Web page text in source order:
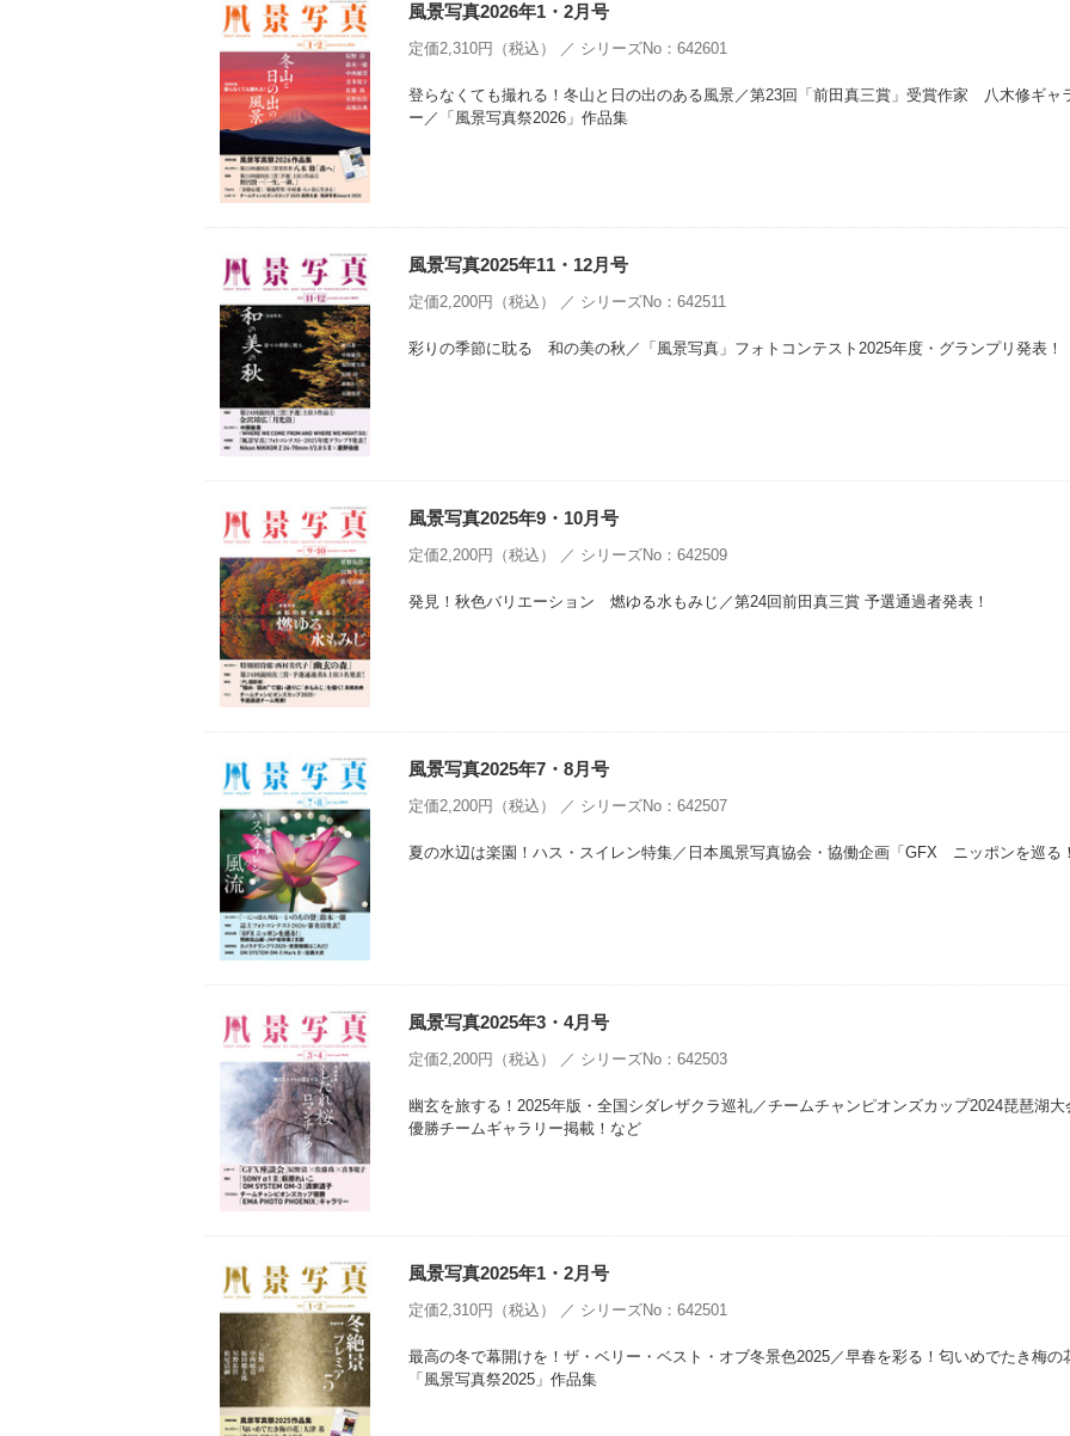
風景写真2026年1・2月号
定価2,310円（税込） ／ シリーズNo：642601
登らなくても撮れる！冬山と日の出のある風景／第23回「前田真三賞」受賞作家 八木修ギャ
ー／「風景写真祭2026」作品集
風景写真2025年11・12月号
定価2,200円（税込） ／ シリーズNo：642511
彩りの季節に耽る 和の美の秋／「風景写真」フォトコンテスト2025年度・グランプリ発表！
風景写真2025年9・10月号
定価2,200円（税込） ／ シリーズNo：642509
発見！秋色バリエーション 燃ゆる水もみじ／第24回前田真三賞 予選通過者発表！
風景写真2025年7・8月号
定価2,200円（税込） ／ シリーズNo：642507
夏の水辺は楽園！ハス・スイレン特集／日本風景写真協会・協働企画「GFX ニッポンを巡る
風景写真2025年3・4月号
定価2,200円（税込） ／ シリーズNo：642503
幽玄を旅する！2025年版・全国シダレザクラ巡礼／チームチャンピオンズカップ2024琵琶湖大
優勝チームギャラリー掲載！など
風景写真2025年1・2月号
定価2,310円（税込） ／ シリーズNo：642501
最高の冬で幕開けを！ザ・ベリー・ベスト・オブ冬景色2025／早春を彩る！匂いめでたき梅の
「風景写真祭2025」作品集